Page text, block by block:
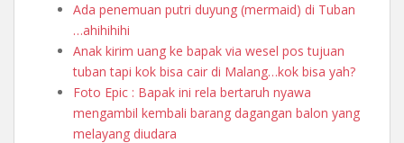
Ada penemuan putri duyung (mermaid) di Tuban
…ahihihihi
Anak kirim uang ke bapak via wesel pos tujuan
tuban tapi kok bisa cair di Malang…kok bisa yah?
Foto Epic : Bapak ini rela bertaruh nyawa
mengambil kembali barang dagangan balon yang
melayang diudara